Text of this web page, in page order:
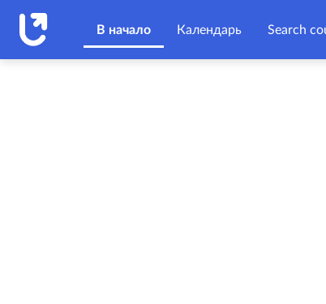
В начало
Календарь Search